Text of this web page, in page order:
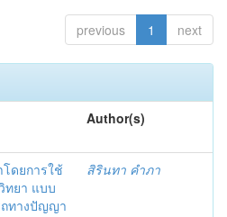
previous 1 next
Author(s)
ดยการใช้
ทยา แบบ
ทางปัญญา
สิรินทา คำภา